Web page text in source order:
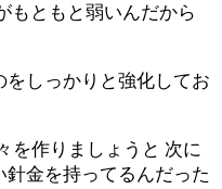
もともと弱いんだから
しっかりと強化してお
を作りましょうと 次に
金を持ってるんだった